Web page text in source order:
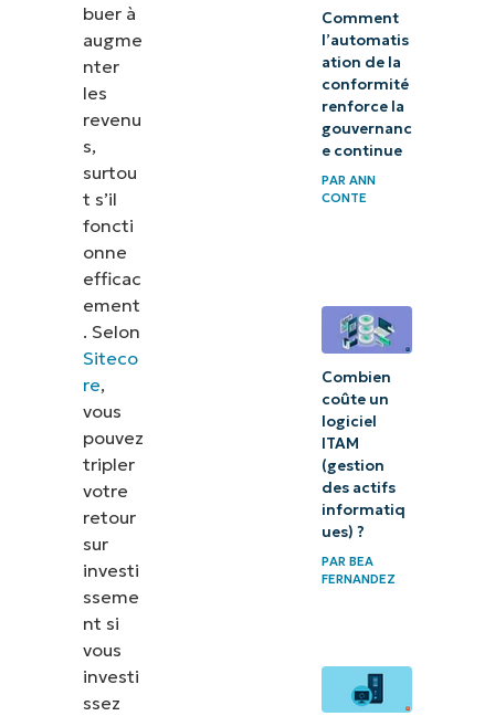
buer à
augme
nter
les
revenu
s,
surtou
t s’il
foncti
onne
efficac
ement
. Selon
Siteco
re,
vous
pouvez
tripler
votre
retour
sur
investi
sseme
nt si
vous
investi
ssez
Comment
l’automatis
ation de la
conformité
renforce la
gouvernanc
e continue
PAR ANN
CONTE
Combien
coûte un
logiciel
ITAM
(gestion
des actifs
informatiq
ues) ?
PARBEA
FERNANDEZ